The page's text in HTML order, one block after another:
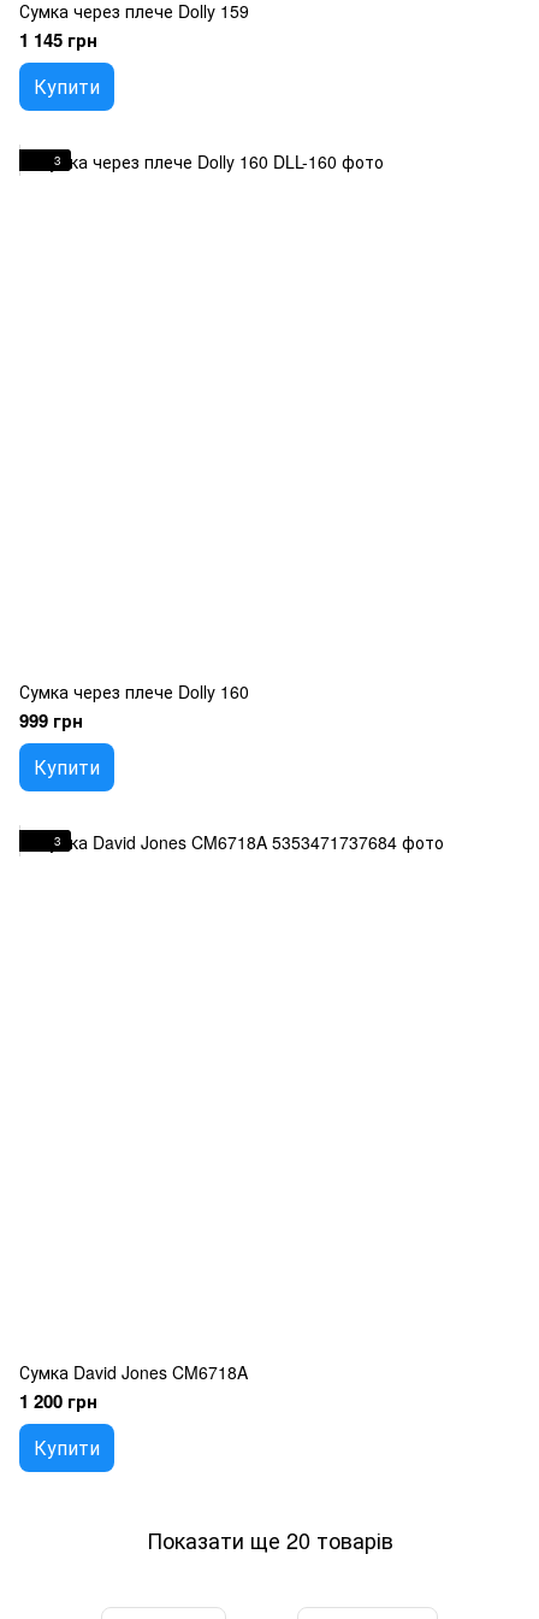
Сумка через плече Dolly 159
1 145 грн
Купити
3
Сумка через плече Dolly 160
999 грн
Купити
3
Сумка David Jones CM6718A
1 200 грн
Купити
Показати ще 20 товарів